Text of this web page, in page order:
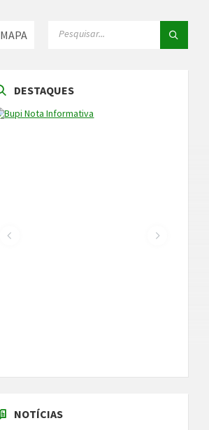
MAPA
PESQUISAR
DESTAQUES
NOTÍCIAS